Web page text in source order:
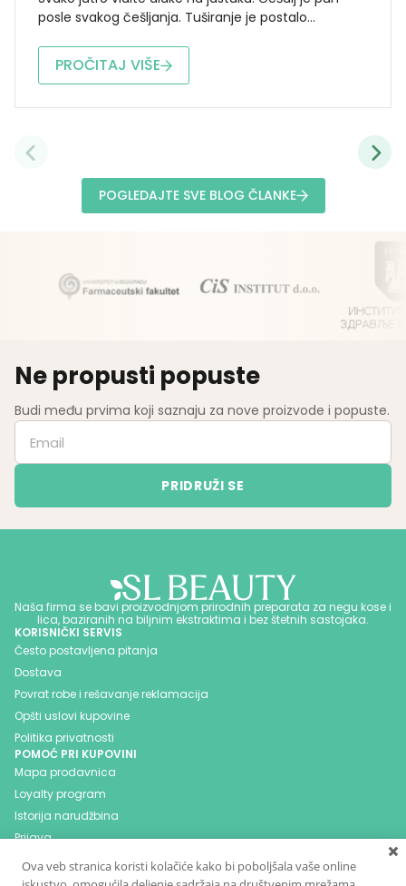
posle svakog češljanja. Tuširanje je postalo...
PROČITAJ VIŠE
POGLEDAJTE SVE BLOG ČLANKE
Ne propusti popuste
Budi među prvima koji saznaju za nove proizvode i popuste.
Naša firma se bavi proizvodnjom prirodnih preparata za negu kose i
lica, baziranih na biljnim ekstraktima i bez štetnih sastojaka.
KORISNIČKI SERVIS
Često postavljena pitanja
Dostava
Povrat robe i rešavanje reklamacija
Opšti uslovi kupovine
Politika privatnosti
POMOĆ PRI KUPOVINI
Mapa prodavnica
Loyalty program
Istorija narudžbina
Prijava
Blog
Kontakt
Ova veb stranica koristi kolačiće kako bi poboljšala vaše online